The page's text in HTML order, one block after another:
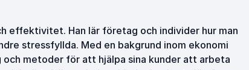
effektivitet. Han lär företag och individer hur man
stressfyllda. Med en bakgrund inom ekonomi
metoder för att hjälpa sina kunder att arbeta